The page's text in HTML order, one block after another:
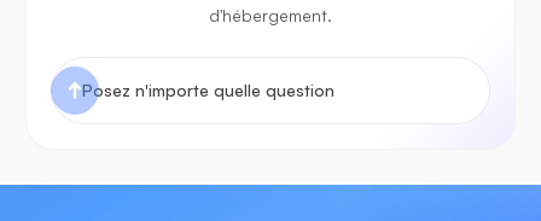
d'hébergement.